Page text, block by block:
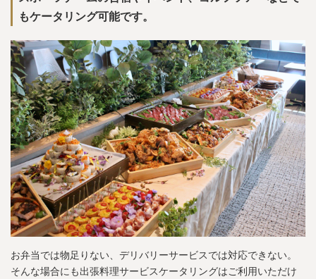
もケータリング可能です。
お弁当では物足りない、デリバリーサービスでは対応できない。
そんな場合にも出張料理サービスケータリングはご利用いただけ